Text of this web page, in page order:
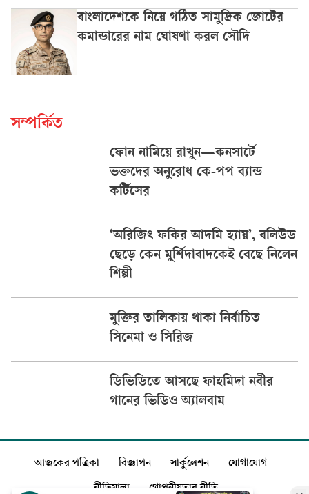
বাংলাদেশকে নিয়ে গঠিত সামুদ্রিক জোটের
কমান্ডারের নাম ঘোষণা করল সৌদি
সম্পর্কিত
ফোন নামিয়ে রাখুন—কনসার্টে
ভক্তদের অনুরোধ কে-পপ ব্যান্ড
কর্টিসের
‘অরিজিৎ ফকির আদমি হ্যায়’, বলিউড
ছেড়ে কেন মুর্শিদাবাদকেই বেছে নিলেন
শিল্পী
মুক্তির তালিকায় থাকা নির্বাচিত
সিনেমা ও সিরিজ
ডিভিডিতে আসছে ফাহমিদা নবীর
গানের ভিডিও অ্যালবাম
আজকের পত্রিকা বিজ্ঞাপন সার্কুলেশন যোগাযোগ
নীতিমালা গোপনীয়তার নীতি